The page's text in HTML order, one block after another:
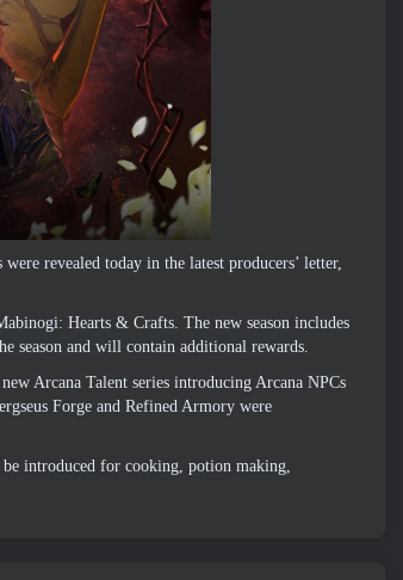
were revealed today in the latest producers’ letter,
: Hearts & Crafts. The new season includes
season and will contain additional rewards.
Arcana Talent series introducing Arcana NPCs
Forge and Refined Armory were
introduced for cooking, potion making,